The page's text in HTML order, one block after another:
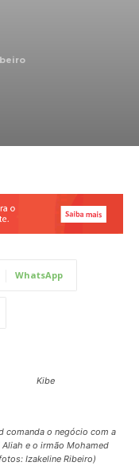
WhatsApp
Kibe
comanda o negócio com a
Aliah e o irmão Mohamed
Izakeline Ribeiro)